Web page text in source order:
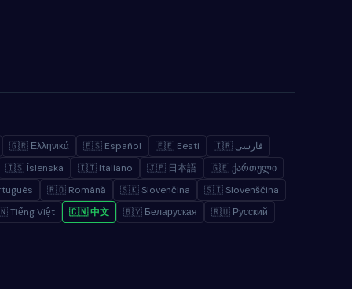
🇬🇷 Ελληνικά 🇪🇸 Español 🇪🇪 Eesti
🇮🇷 فارسی
🇮🇸 Íslenska 🇮🇹 Italiano 🇯🇵 日本語
🇬🇪 ქართული
🇷🇴 Română 🇸🇰 Slovenčina
🇸🇮 Slovenščina
Tiếng Việt 🇨🇳 中文 🇧🇾 Беларуская
🇷🇺 Русский